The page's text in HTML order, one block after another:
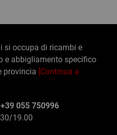
si occupa di ricambi e
e abbigliamento specifico
provincia [Continua a
+39 055 750996
19.00